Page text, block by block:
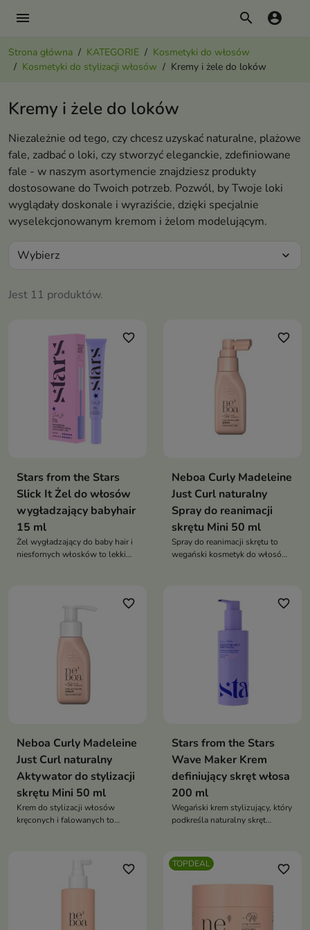
menu search account_circle
Strona główna KATEGORIE
Kosmetyki do włosów
Kosmetyki do stylizacji włosów
Kremy i żele do loków
Kremy i żele do loków
Niezależnie od tego, czy chcesz uzyskać naturalne, plażowe
fale, zadbać o loki, czy stworzyć eleganckie, zdefiniowane
fale - w naszym asortymencie znajdziesz produkty
dostosowane do Twoich potrzeb. Pozwól, by Twoje loki
wyglądały doskonale i wyraziście, dzięki specjalnie
wyselekcjonowanym kremom i żelom modelującym.
Jest 11 produktów.
Wybierz expand_more
favorite_border
Stars from the Stars
Slick It Żel do włosów
wygładzający babyhair
15 ml
Żel wygładzający do baby hair i
niesfornych włosków to lekki
favorite_border
Neboa Curly Madeleine
Just Curl naturalny
Spray do reanimacji
skrętu Mini 50 ml
Spray do reanimacji skrętu to
wegański kosmetyk do włosów
sprężystość oraz naturalny blask
favorite_border
Neboa Curly Madeleine
Just Curl naturalny
Aktywator do stylizacji
skrętu Mini 50 ml
Krem do stylizacji włosów
kręconych i falowanych to
favorite_border
Stars from the Stars
Wave Maker Krem
definiujący skręt włosa
200 ml
Wegański krem stylizujący, który
podkreśla naturalny skręt
efekt bouncy przez cały dzień
favorite_border TOPDEAL favorite_border